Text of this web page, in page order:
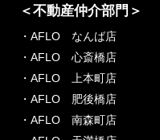
＜不動産仲介部門＞
・AFLO なんば店
・AFLO 心斎橋店
・AFLO 上本町店
・AFLO 肥後橋店
・AFLO 南森町店